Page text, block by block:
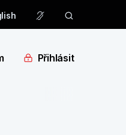
Přihlásit